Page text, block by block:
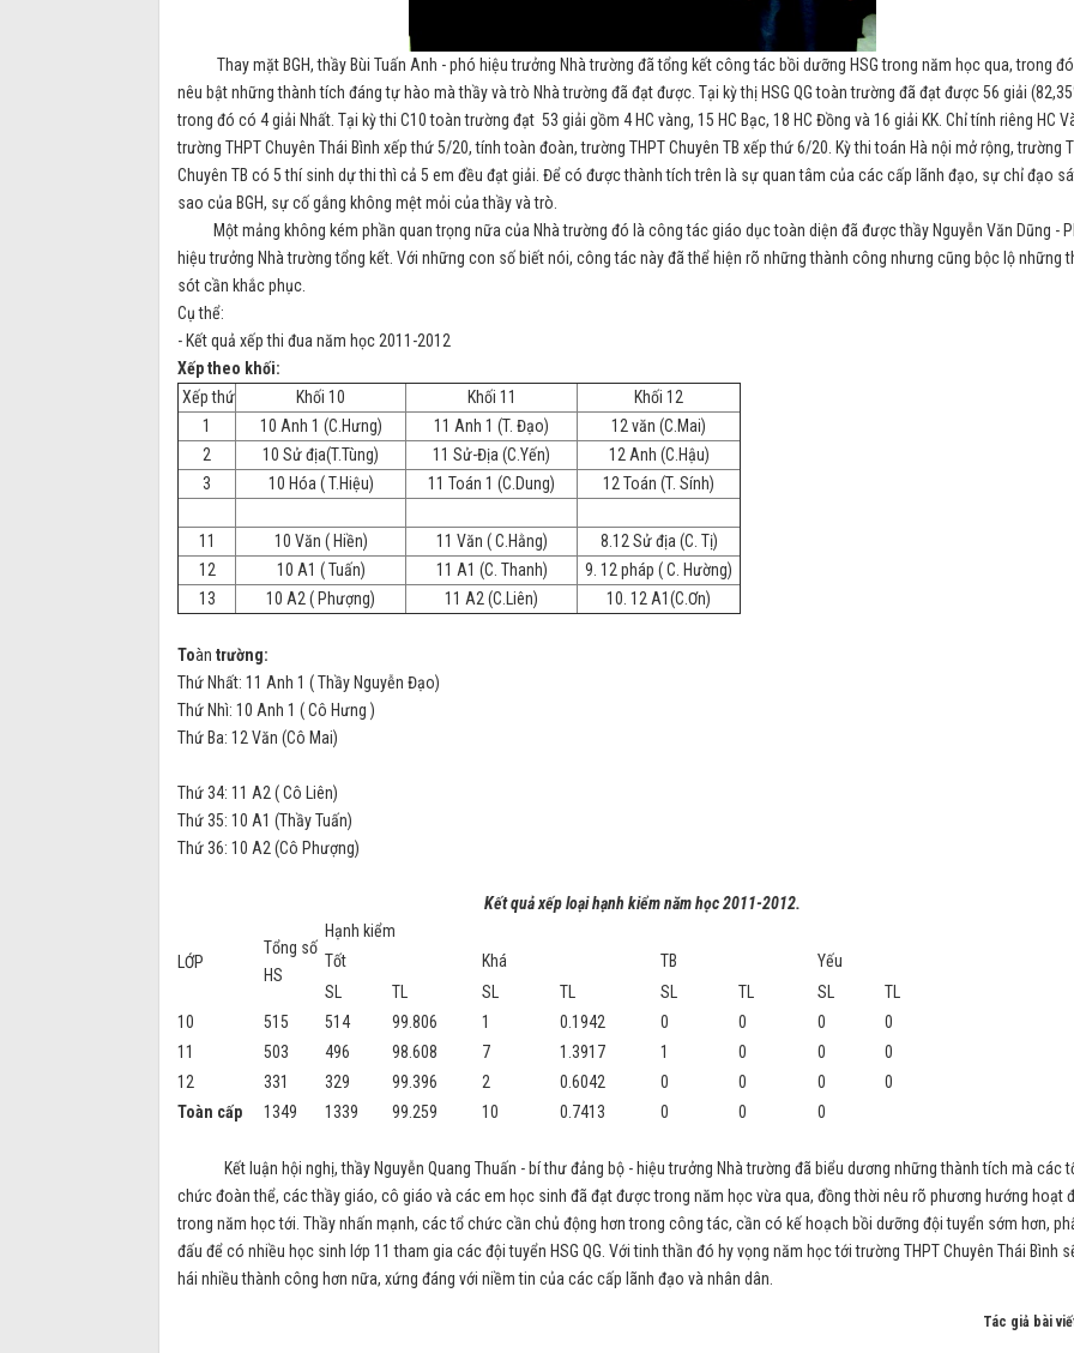
Thay mặt BGH, thầy Bùi Tuấn Anh - phó hiệu trưởng Nhà trường đã tổng kết công tác bồi dưỡng HSG trong năm học qua, trong
nêu bật những thành tích đáng tự hào mà thầy và trò Nhà trường đã đạt được. Tại kỳ thị HSG QG toàn trường đã đạt được 56 giải
trong đó có 4 giải Nhất. Tại kỳ thi C10 toàn trường đạt 53 giải gồm 4 HC vàng, 15 HC Bạc, 18 HC Đồng và 16 giải KK. Chỉ tính riêng HC
trường THPT Chuyên Thái Bình xếp thứ 5/20, tính toàn đoàn, trường THPT Chuyên TB xếp thứ 6/20. Kỳ thi toán Hà nội mở rộng, trường
Chuyên TB có 5 thí sinh dự thi thì cả 5 em đều đạt giải. Để có được thành tích trên là sự quan tâm của các cấp lãnh đạo, sự chỉ đạo
sao của BGH, sự cố gắng không mệt mỏi của thầy và trò.
Một mảng không kém phần quan trọng nữa của Nhà trường đó là công tác giáo dục toàn diện đã được thầy Nguyễn Văn Dũng -
hiệu trưởng Nhà trường tổng kết. Với những con số biết nói, công tác này đã thể hiện rõ những thành công nhưng cũng bộc lộ những
sót cần khắc phục.
Cụ thể:
- Kết quả xếp thi đua năm học 2011-2012
Xếp theo khối:
Xếp thứ
Khối 10 Khối 11
Khối 12
1
10 Anh 1 (C.Hưng) 11 Anh 1 (T. Đạo)
12 văn (C.Mai)
2
10 Sử địa(T.Tùng) 11 Sử-Địa (C.Yến)
12 Anh (C.Hậu)
3
10 Hóa ( T.Hiệu) 11 Toán 1 (C.Dung) 12 Toán (T. Sính)
11 10 Văn ( Hiền) 11 Văn ( C.Hằng)
8.12 Sử địa (C. Tị)
12
10 A1 ( Tuấn) 11 A1 (C. Thanh)
9. 12 pháp ( C. Hường)
13
10 A2 ( Phượng) 11 A2 (C.Liên) 10. 12 A1(C.Ơn)
Toàn trường:
Thứ Nhất: 11 Anh 1 ( Thầy Nguyễn Đạo)
Thứ Nhì: 10 Anh 1 ( Cô Hưng )
Thứ Ba: 12 Văn (Cô Mai)
Thứ 34: 11 A2 ( Cô Liên)
Thứ 35: 10 A1 (Thầy Tuấn)
Thứ 36: 10 A2 (Cô Phượng)
Kết quả xếp loại hạnh kiểm năm học 2011-2012.
LỚP
Tổng số
HS
Hạnh kiểm
Tốt
Khá TB
Yếu
SL
TL SL TL SL TL SL
TL
10
515 514 99.806 1 0.1942 0 0 0
0
11
503 496 98.608 7 1.3917 1 0 0
0
12
331 329 99.396 2 0.6042 0 0 0
0
Toàn cấp
1349 1339 99.259 10 0.7413 0 0 0
Kết luận hội nghị, thầy Nguyễn Quang Thuấn - bí thư đảng bộ - hiệu trưởng Nhà trường đã biểu dương những thành tích mà các
chức đoàn thể, các thầy giáo, cô giáo và các em học sinh đã đạt được trong năm học vừa qua, đồng thời nêu rõ phương hướng hoạt
trong năm học tới. Thầy nhấn mạnh, các tổ chức cần chủ động hơn trong công tác, cần có kế hoạch bồi dưỡng đội tuyển sớm hơn,
đấu để có nhiều học sinh lớp 11 tham gia các đội tuyển HSG QG. Với tinh thần đó hy vọng năm học tới trường THPT Chuyên Thái Bình
hái nhiều thành công hơn nữa, xứng đáng với niềm tin của các cấp lãnh đạo và nhân dân.
Tác giả bài